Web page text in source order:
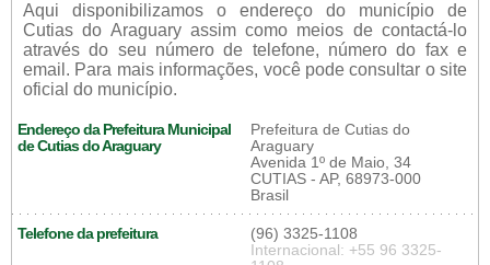
Aqui disponibilizamos o endereço do município de
Cutias do Araguary assim como meios de contactá-lo
através do seu número de telefone, número do fax e
email. Para mais informações, você pode consultar o site
oficial do município.
Endereço da Prefeitura Municipal
de Cutias do Araguary
Prefeitura de Cutias do
Araguary
Avenida 1º de Maio, 34
CUTIAS - AP, 68973-000
Brasil
Telefone da prefeitura
(96) 3325-1108
Internacional: +55 96 3325-